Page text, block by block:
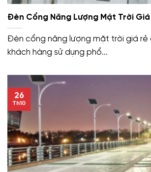
Đèn Cổng Năng Lượng Mặt Trời Giá
Đèn cổng năng lượng mặt trời giá rẻ
khách hàng sử dụng phổ...
26
Th10